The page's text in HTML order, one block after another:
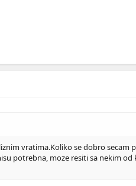
vratima.Koliko se dobro secam
potrebna, moze resiti sa nekim